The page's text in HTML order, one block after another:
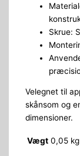
Skrue:
Velegnet til
skånsom og
dimensioner.
Vægt 0,05 kg